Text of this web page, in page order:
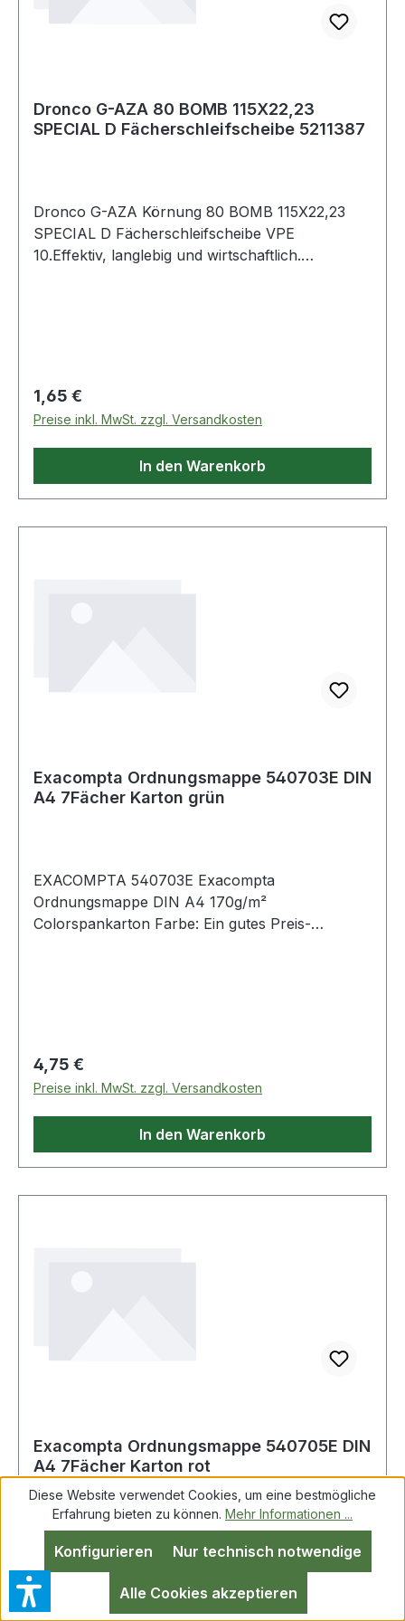
Dronco G-AZA 80 BOMB 115X22,23
SPECIAL D Fächerschleifscheibe 5211387
Dronco G-AZA Körnung 80 BOMB 115X22,23
SPECIAL D Fächerschleifscheibe VPE
10.Effektiv, langlebig und wirtschaftlich.
Schleifbandes besteht aus einem Baumwoll-
Polyester-Mischgewebe, das eine hervorragende
Abtragsleistung bei exzellenter Standzeit
ermöglicht. Kein Zuschmieren! Glasgewebe-
Regulärer Preis:
1,65 €
Preise inkl. MwSt. zzgl. Versandkosten
In den Warenkorb
Exacompta Ordnungsmappe 540703E DIN
A4 7Fächer Karton grün
EXACOMPTA 540703E Exacompta
Ordnungsmappe DIN A4 170g/m²
Colorspankarton Farbe: Ein gutes Preis-
Regulärer Preis:
4,75 €
Preise inkl. MwSt. zzgl. Versandkosten
In den Warenkorb
Exacompta Ordnungsmappe 540705E DIN
A4 7Fächer Karton rot
EXACOMPTA 540705E Exacompta
Ordnungsmappe DIN A4 170g/m²
Colorspankarton Farbe: Ein gutes Preis-
Leistungsverhältnis für eine sehr funktionelle
Diese Website verwendet Cookies, um eine bestmögliche
Erfahrung bieten zu können. Mehr Informationen ...
Nur technisch notwendige
Konfigurieren
Alle Cookies akzeptieren